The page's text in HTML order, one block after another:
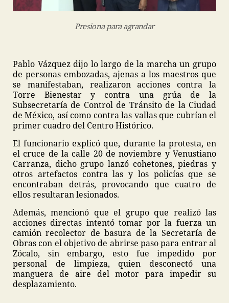
Presiona para agrandar
Pablo Vázquez dijo lo largo de la marcha un grupo
de personas embozadas, ajenas a los maestros que
se manifestaban, realizaron acciones contra la
Torre Bienestar y contra una grúa de la
Subsecretaría de Control de Tránsito de la Ciudad
de México, así como contra las vallas que cubrían el
primer cuadro del Centro Histórico.
El funcionario explicó que, durante la protesta, en
el cruce de la calle 20 de noviembre y Venustiano
Carranza, dicho grupo lanzó cohetones, piedras y
otros artefactos contra las y los policías que se
encontraban detrás, provocando que cuatro de
ellos resultaran lesionados.
Además, mencionó que el grupo que realizó las
acciones directas intentó tomar por la fuerza un
camión recolector de basura de la Secretaría de
Obras con el objetivo de abrirse paso para entrar al
Zócalo, sin embargo, esto fue impedido por
personal de limpieza, quien desconectó una
manguera de aire del motor para impedir su
desplazamiento.